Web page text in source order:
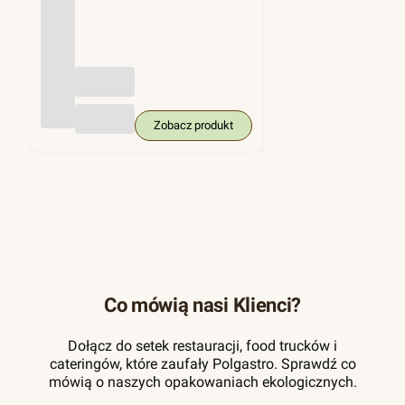
Zobacz produkt
Co mówią nasi Klienci?
Dołącz do setek restauracji, food trucków i
cateringów, które zaufały Polgastro. Sprawdź co
mówią o naszych opakowaniach ekologicznych.